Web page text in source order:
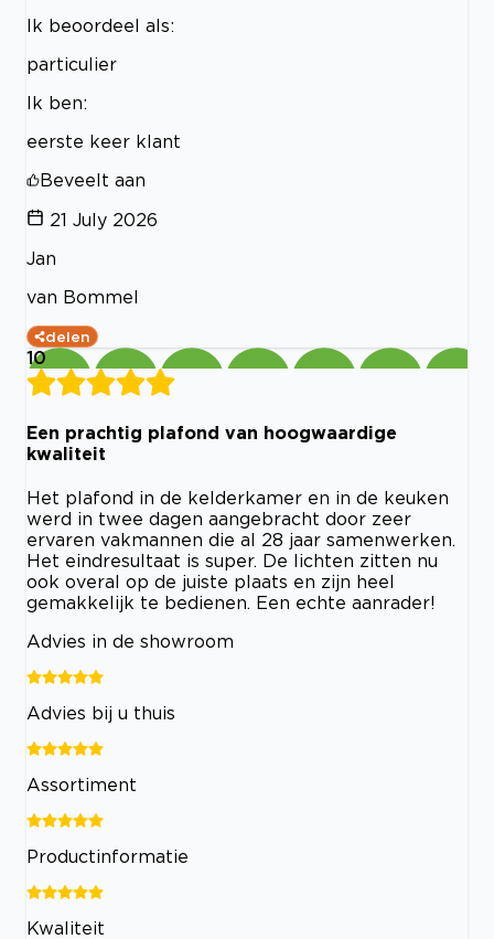
Ik beoordeel als:
particulier
Ik ben:
eerste keer klant
Beveelt aan
21 July 2026
Jan
van Bommel
delen
10
Een prachtig plafond van hoogwaardige
kwaliteit
Het plafond in de kelderkamer en in de keuken
werd in twee dagen aangebracht door zeer
ervaren vakmannen die al 28 jaar samenwerken.
Het eindresultaat is super. De lichten zitten nu
ook overal op de juiste plaats en zijn heel
gemakkelijk te bedienen. Een echte aanrader!
Advies in de showroom
Advies bij u thuis
Assortiment
Productinformatie
Kwaliteit